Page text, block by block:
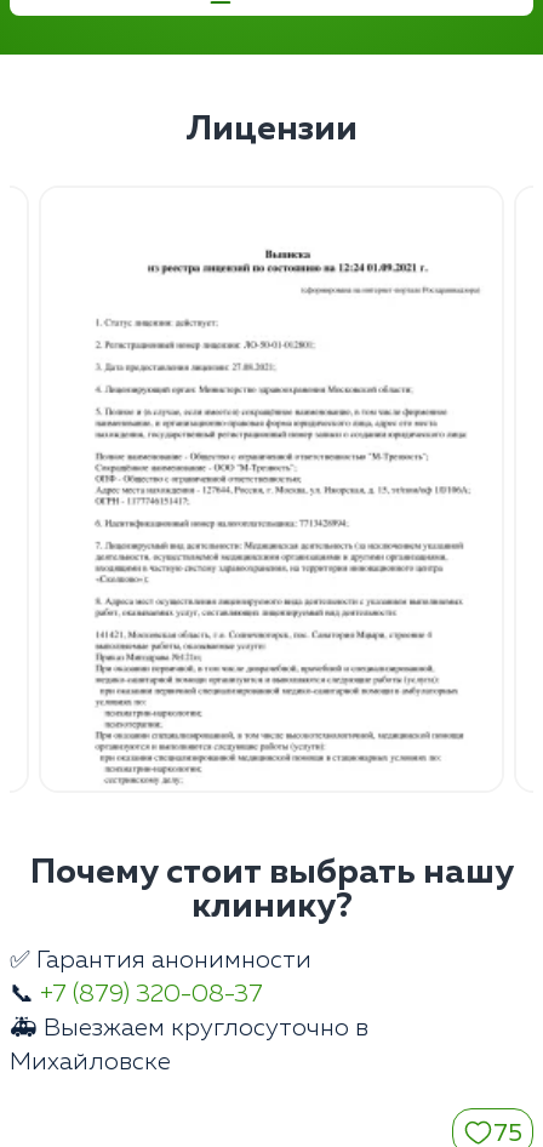
Лицензии
Почему стоит выбрать нашу
клинику?
✅ Гарантия анонимности
📞 +7 (879) 320-08-37
🚑 Выезжаем круглосуточно в
Михайловске
75